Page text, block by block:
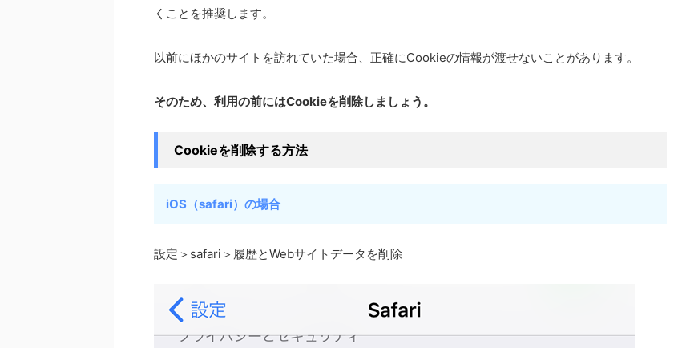
くことを推奨します。
以前にほかのサイトを訪れていた場合、正確にCookieの情報が渡せないことがあります。
そのため、利用の前にはCookieを削除しましょう。
Cookieを削除する方法
iOS（safari）の場合
設定＞safari＞履歴とWebサイトデータを削除